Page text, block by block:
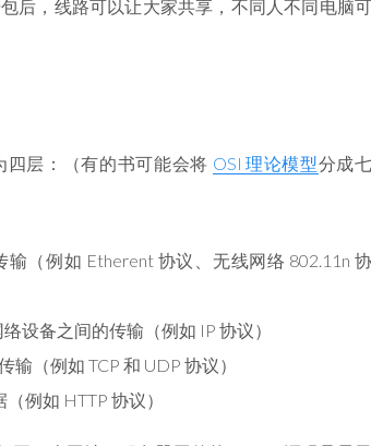
后，线路可以让大家共享，不同人不同电脑
四层：（有的书可能会将 OSI 理论模型分成
输（例如 Etherent 协议、无线网络 802.11n
设备之间的传输（例如 IP 协议）
输（例如 TCP 和 UDP 协议）
例如 HTTP 协议）